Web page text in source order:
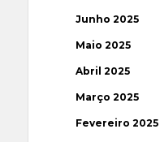
Junho 2025
Maio 2025
Abril 2025
Março 2025
Fevereiro 2025